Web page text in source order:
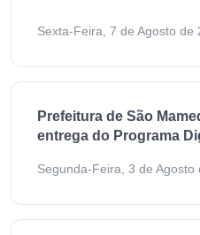
Sexta-Feira, 7 de Agosto de
Prefeitura de São
entrega do Programa
Segunda-Feira, 3 de Agosto